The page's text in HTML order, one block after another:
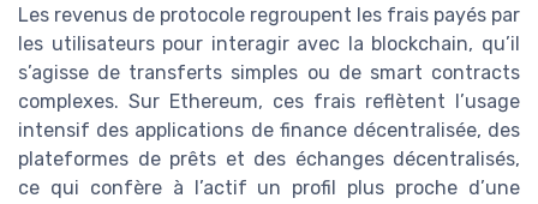
Les revenus de protocole regroupent les frais payés par
les utilisateurs pour interagir avec la blockchain, qu’il
s’agisse de transferts simples ou de smart contracts
complexes. Sur Ethereum, ces frais reflètent l’usage
intensif des applications de finance décentralisée, des
plateformes de prêts et des échanges décentralisés,
ce qui confère à l’actif un profil plus proche d’une